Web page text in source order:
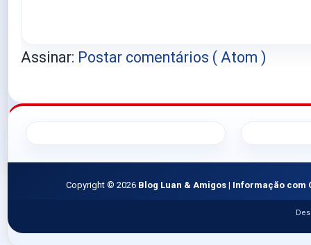
Assinar: Postar comentários ( Atom )
Copyright © 2026 Blog Luan & Amigos | Informação